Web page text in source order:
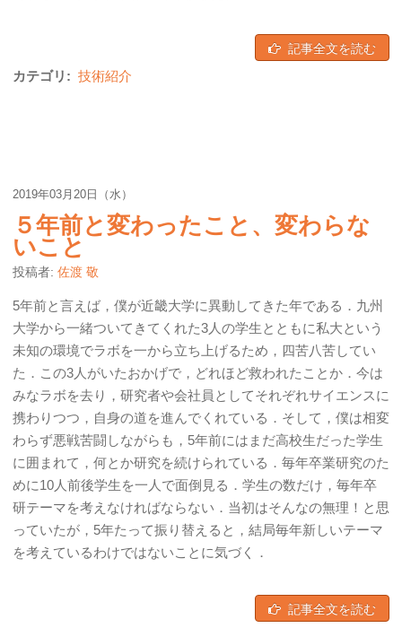
記事全文を読む
カテゴリ: 技術紹介
2019年03月20日（水）
５年前と変わったこと、変わらな
いこと
投稿者: 佐渡 敬
5年前と言えば，僕が近畿大学に異動してきた年である．九州
大学から一緒ついてきてくれた3人の学生とともに私大という
未知の環境でラボを一から立ち上げるため，四苦八苦してい
た．この3人がいたおかげで，どれほど救われたことか．今は
みなラボを去り，研究者や会社員としてそれぞれサイエンスに
携わりつつ，自身の道を進んでくれている．そして，僕は相変
わらず悪戦苦闘しながらも，5年前にはまだ高校生だった学生
に囲まれて，何とか研究を続けられている．毎年卒業研究のた
めに10人前後学生を一人で面倒見る．学生の数だけ，毎年卒
研テーマを考えなければならない．当初はそんなの無理！と思
っていたが，5年たって振り替えると，結局毎年新しいテーマ
を考えているわけではないことに気づく．
記事全文を読む